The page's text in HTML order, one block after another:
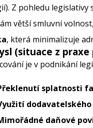
Z pohledu
větší smluvní
, která minimalizuje
(situace z
je v podnikání
splatnosti
daňové